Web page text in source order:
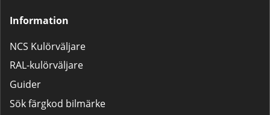
Information
NCS Kulörväljare
RAL-kulörväljare
Guider
Sök färgkod bilmärke